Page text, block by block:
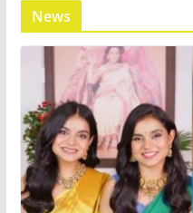
News